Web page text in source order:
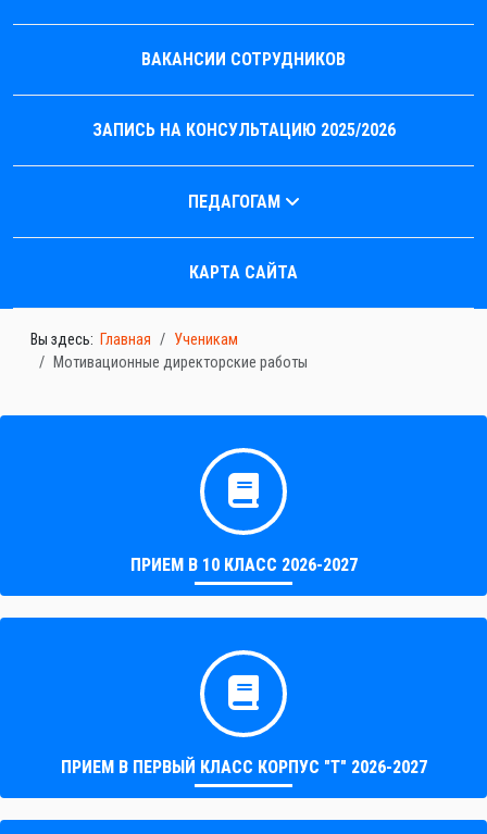
ВАКАНСИИ СОТРУДНИКОВ
ЗАПИСЬ НА КОНСУЛЬТАЦИЮ 2025/2026
ПЕДАГОГАМ
КАРТА САЙТА
Вы здесь: Главная
Ученикам
Мотивационные директорские работы
ПРИЕМ В 10 КЛАСС 2026-2027
ПРИЕМ В ПЕРВЫЙ КЛАСС КОРПУС "Т" 2026-2027